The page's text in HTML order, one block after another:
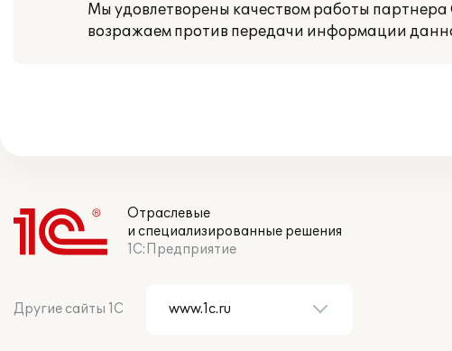
Мы удовлетворены качеством работы
возражаем против передачи информации
Отраслевые
и специализированные решения
1С:Предприятие
Другие сайты 1С